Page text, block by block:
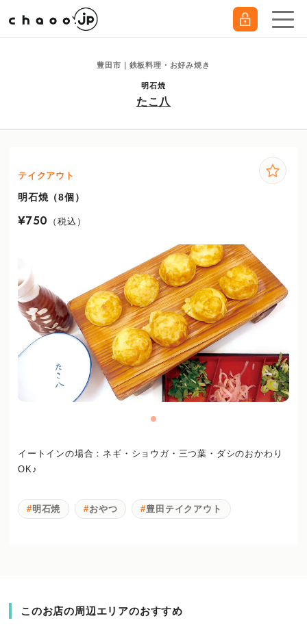
豊田市｜鉄板料理・お好み焼き
明石焼
たこ八
テイクアウト
明石焼（8個）
¥750 （税込）
イートインの場合：ネギ・ショウガ・三つ葉・ダシのおかわり
OK♪
明石焼 おやつ 豊田テイクアウト
このお店の周辺エリアのおすすめ